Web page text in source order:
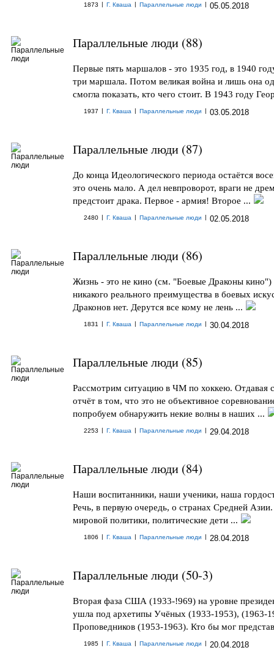
1873 | Г. Кваша | Параллельные люди | 05.05.2018
Параллельные люди (88)
Первые пять маршалов - это 1935 год, в 1940
три маршала. Потом великая война и лишь она
смогла показать, кто чего стоит. В 1943 году
1937 | Г. Кваша | Параллельные люди | 03.05.2018
Параллельные люди (87)
До конца Идеологического периода остаётся
это очень мало. А дел невпроворот, враги не
предстоит драка. Первое - армия! Второе ...
2480 | Г. Кваша | Параллельные люди | 02.05.2018
Параллельные люди (86)
Жизнь - это не кино (см. "Боевые Драконы кино")
никакого реального преимущества в боевых
Драконов нет. Дерутся все кому не лень ...
1831 | Г. Кваша | Параллельные люди | 30.04.2018
Параллельные люди (85)
Рассмотрим ситуацию в ЧМ по хоккею. Отдавая
отчёт в том, что это не объективное
попробуем обнаружить некие волны в наших ...
2253 | Г. Кваша | Параллельные люди | 29.04.2018
Параллельные люди (84)
Наши воспитанники, наши ученики, наша
Речь, в первую очередь, о странах Средней
мировой политики, политические дети ...
1806 | Г. Кваша | Параллельные люди | 28.04.2018
Параллельные люди (50-3)
Вторая фаза США (1933-!969) на уровне
ушла под архетипы Учёных (1933-1953), (1963-
Проповедников (1953-1963). Кто бы мог
1985 | Г. Кваша | Параллельные люди | 20.04.2018